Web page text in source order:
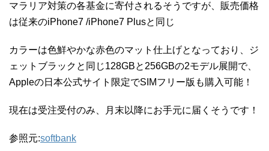
マラリア対策の各基金に寄付されるそうですが、販売価格
は従来のiPhone7 /iPhone7 Plusと同じ
カラーは色鮮やかな赤色のマット仕上げとなっており、ジ
ェットブラックと同じ128GBと256GBの2モデル展開で、
Appleの日本公式サイト限定でSIMフリー版も購入可能！
現在は受注受付のみ、月末以降にお手元に届くそうです！
参照元:softbank